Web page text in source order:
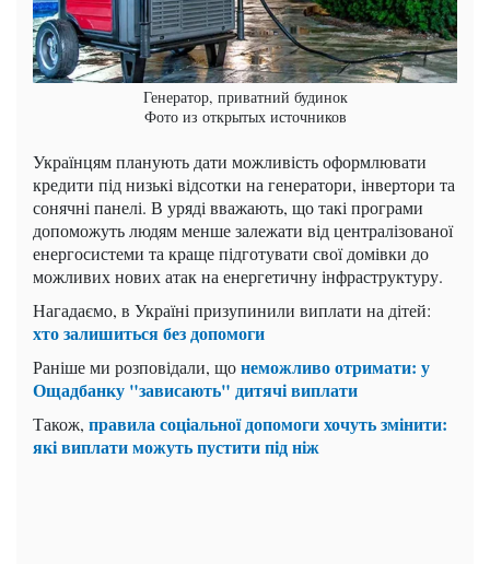
Генератор, приватний будинок
Фото из открытых источников
Українцям планують дати можливість оформлювати
кредити під низькі відсотки на генератори, інвертори та
сонячні панелі. В уряді вважають, що такі програми
допоможуть людям менше залежати від централізованої
енергосистеми та краще підготувати свої домівки до
можливих нових атак на енергетичну інфраструктуру.
Нагадаємо, в Україні призупинили виплати на дітей:
хто залишиться без допомоги
Раніше ми розповідали, щонеможливо отримати: у
Ощадбанку "зависають" дитячі виплати
Також, правила соціальної допомоги хочуть змінити:
які виплати можуть пустити під ніж